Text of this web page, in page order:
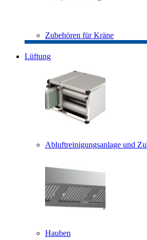
Zubehören für Kräne
Lüftung
Abluftreinigungsanlage und
Hauben